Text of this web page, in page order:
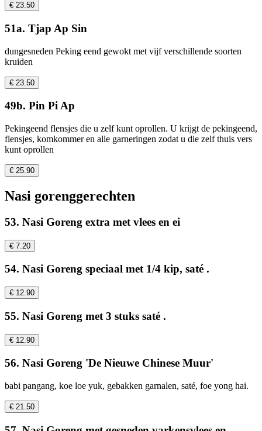
€ 23.50
51a. Tjap Ap Sin
dungesneden Peking eend gewokt met vijf verschillende soorten
kruiden
€ 23.50
49b. Pin Pi Ap
Pekingeend flensjes die u zelf kunt oprollen. U krijgt de pekingeend,
flensjes, komkommer en alle garneringen zodat u die zelf thuis vers
kunt oprollen
€ 25.90
Nasi gorenggerechten
53. Nasi Goreng extra met vlees en ei
€ 7.20
54. Nasi Goreng speciaal met 1/4 kip, saté .
€ 12.90
55. Nasi Goreng met 3 stuks saté .
€ 12.90
56. Nasi Goreng 'De Nieuwe Chinese Muur'
babi pangang, koe loe yuk, gebakken garnalen, saté, foe yong hai.
€ 21.50